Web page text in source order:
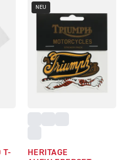
T-
NEU
HERITAGE